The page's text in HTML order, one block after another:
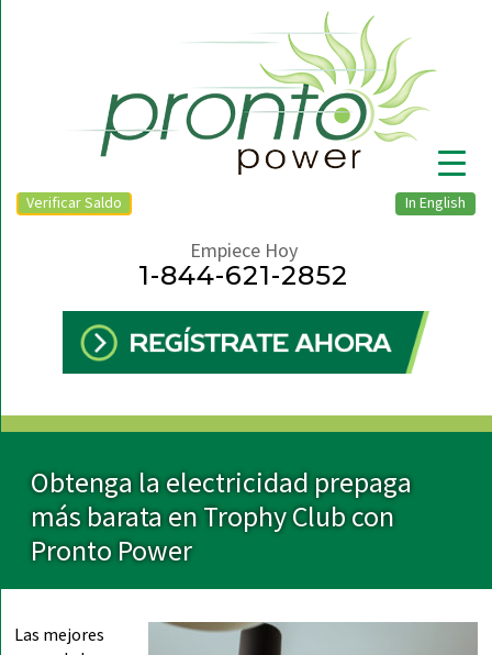
In English
Verificar Saldo
Empiece Hoy
1-844-621-2852
Obtenga la electricidad prepaga
más barata en Trophy Club con
Pronto Power
Las mejores